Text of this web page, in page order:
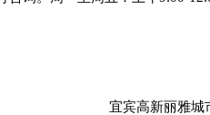
宜宾高新丽雅城